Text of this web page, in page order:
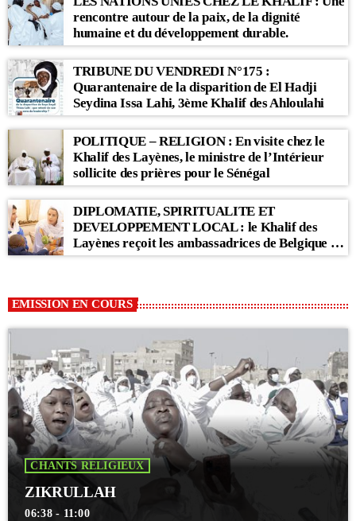
rencontre autour de la paix, de la dignité
humaine et du développement durable.
TRIBUNE DU VENDREDI N°175 :
Quarantenaire de la disparition de El Hadji
Seydina Issa Lahi, 3ème Khalif des Ahloulahi
POLITIQUE – RELIGION : En visite chez le
Khalif des Layènes, le ministre de l’Intérieur
sollicite des prières pour le Sénégal
DIPLOMATIE, SPIRITUALITE ET
DEVELOPPEMENT LOCAL : le Khalif des
Layènes reçoit les ambassadrices de Belgique et
des Pays-Bas
EMISSION EN COURS
CHANTS RELIGIEUX
ZIKRULLAH
06:38 - 11:00